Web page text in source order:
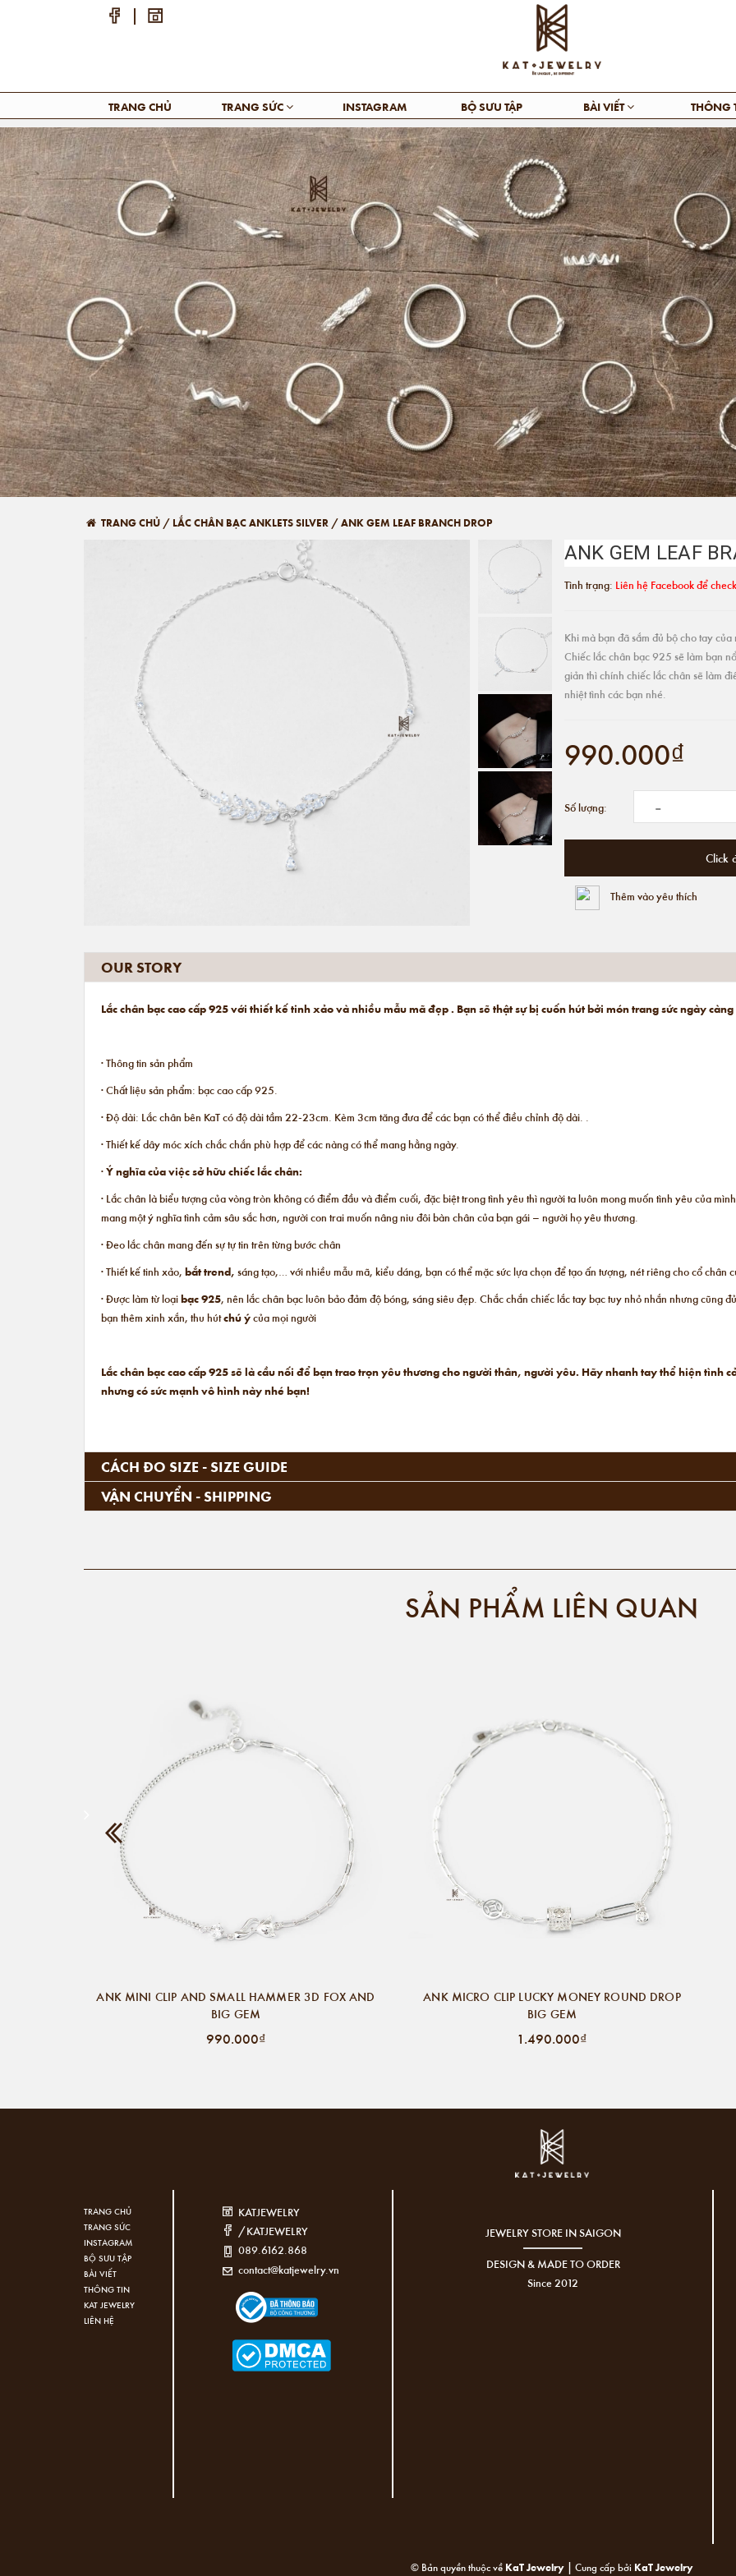
TRANG CHỦ TRANG SỨC INSTAGRAM BỘ SƯU TẬP BÀI VIẾT THÔNG
TRANG CHỦ / LẮC CHÂN BẠC ANKLETS SILVER /ANK GEM LEAF BRANCH DROP
ANK GEM LEAF
Tình trạng: Liên hệ Facebook để
Khi mà bạn đã sắm đủ bộ cho tay
Chiếc lắc chân bạc 925 sẽ làm bạn
giản thì chính chiếc lắc chân sẽ làm
nhiệt tình các bạn nhé.
990.000₫
Số lượng: -
Click
Thêm vào yêu thích
OUR STORY
Lắc chân bạc cao cấp 925 với thiết kế tinh xảo và nhiều mẫu mã đẹp . Bạn sẽ thật sự bị cuốn hút bởi món trang sức ngày
· Thông tin sản phẩm
· Chất liệu sản phẩm: bạc cao cấp 925.
· Độ dài: Lắc chân bên KaT có độ dài tầm 22-23cm. Kèm 3cm tăng đưa để các bạn có thể điều chỉnh độ dài. .
· Thiết kế dây móc xích chắc chắn phù hợp để các nàng có thể mang hằng ngày.
·Ý nghĩa của việc sở hữu chiếc lắc chân:
· Lắc chân là biểu tượng của vòng tròn không có điểm đầu và điểm cuối, đặc biệt trong tình yêu thì người ta luôn mong muốn tình yêu của
mang một ý nghĩa tình cảm sâu sắc hơn, người con trai muốn nâng niu đôi bàn chân của bạn gái – người họ yêu thương.
· Đeo lắc chân mang đến sự tự tin trên từng bước chân
· Thiết kế tinh xảo,bắt trend,sáng tạo,… với nhiều mẫu mã, kiểu dáng, bạn có thể mặc sức lựa chọn để tạo ấn tượng, nét riêng cho cổ chân
· Được làm từ loạibạc 925, nên lắc chân bạc luôn bảo đảm độ bóng, sáng siêu đẹp. Chắc chắn chiếc lắc tay bạc tuy nhỏ nhắn nhưng cũng
bạn thêm xinh xắn, thu hútchú ýcủa mọi người
Lắc chân bạc cao cấp 925 sẽ là cầu nối để bạn trao trọn yêu thương cho người thân, người yêu. Hãy nhanh tay thể hiện tình
nhưng có sức mạnh vô hình này nhé bạn!
CÁCH ĐO SIZE - SIZE GUIDE
VẬN CHUYỂN - SHIPPING
SẢN PHẨM LIÊN QUAN
ANK MINI CLIP AND SMALL HAMMER 3D FOX AND
BIG GEM
990.000₫
ANK MICRO CLIP LUCKY MONEY ROUND DROP
BIG GEM
1.490.000₫
TRANG CHỦ
TRANG SỨC
INSTAGRAM
BỘ SƯU TẬP
BÀI VIẾT
THÔNG TIN
KAT JEWELRY
LIÊN HỆ
KATJEWELRY
/KATJEWELRY
089.6162.868
contact@katjewelry.vn
JEWELRY STORE IN SAIGON
DESIGN & MADE TO ORDER
Since 2012
© Bản quyền thuộc về KaT Jewelry | Cung cấp bởi KaT Jewelry